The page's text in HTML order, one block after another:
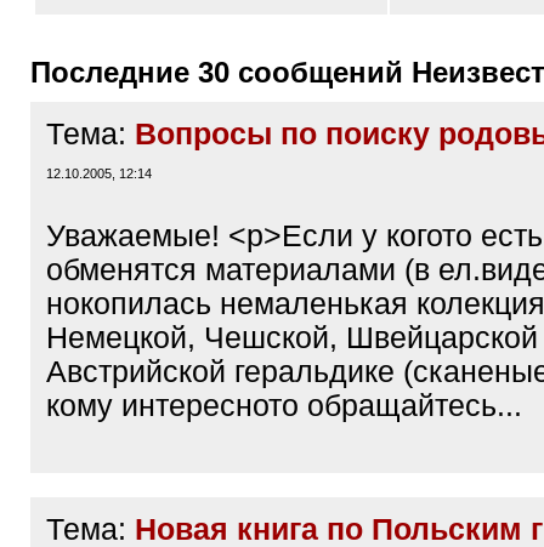
Последние 30 сообщений
Тема: Вопросы по поиску
12.10.2005, 12:14
Уважаемые! <p>Если у когото
обменятся материалами (в
нокопилась немаленькая
Немецкой, Чешской, Швейцарской
Австрийской геральдике
кому интересното обращайтесь...
Тема: Новая книга по Польским